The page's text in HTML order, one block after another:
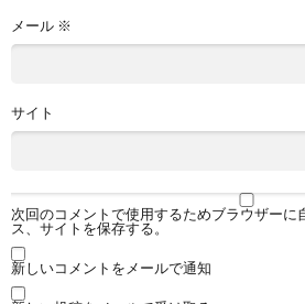
メール ※
サイト
次回のコメントで使用するためブラウザーに
ス、サイトを保存する。
新しいコメントをメールで通知